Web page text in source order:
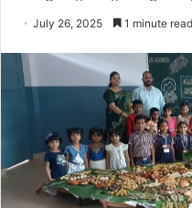
July 26, 2025 1 minute read